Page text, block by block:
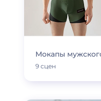
Мокапы
9 сцен